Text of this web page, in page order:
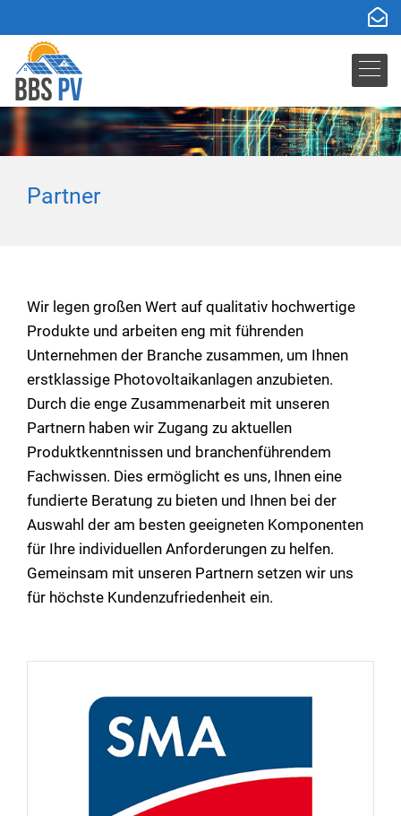
Partner
Wir legen großen Wert auf qualitativ hochwertige
Produkte und arbeiten eng mit führenden
Unternehmen der Branche zusammen, um Ihnen
erstklassige Photovoltaikanlagen anzubieten.
Durch die enge Zusammenarbeit mit unseren
Partnern haben wir Zugang zu aktuellen
Produktkenntnissen und branchenführendem
Fachwissen. Dies ermöglicht es uns, Ihnen eine
fundierte Beratung zu bieten und Ihnen bei der
Auswahl der am besten geeigneten Komponenten
für Ihre individuellen Anforderungen zu helfen.
Gemeinsam mit unseren Partnern setzen wir uns
für höchste Kundenzufriedenheit ein.